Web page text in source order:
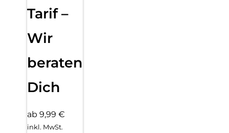
Tarif –
Wir
beraten
Dich
ab 9,99 €
inkl. MwSt.